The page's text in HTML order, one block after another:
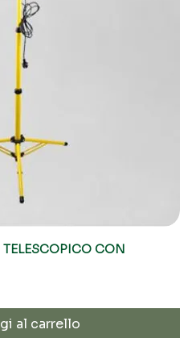
TELESCOPICO CON
al carrello